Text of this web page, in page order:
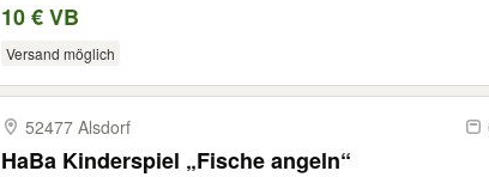
10 € VB
Versand möglich
52477 Alsdorf
HaBa Kinderspiel „Fische angeln“